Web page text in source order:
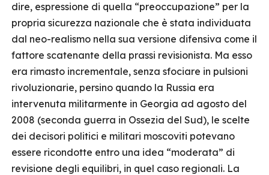
dire, espressione di quella “preoccupazione” per la
propria sicurezza nazionale che è stata individuata
dal neo-realismo nella sua versione difensiva come il
fattore scatenante della prassi revisionista. Ma esso
era rimasto incrementale, senza sfociare in pulsioni
rivoluzionarie, persino quando la Russia era
intervenuta militarmente in Georgia ad agosto del
2008 (seconda guerra in Ossezia del Sud), le scelte
dei decisori politici e militari moscoviti potevano
essere ricondotte entro una idea “moderata” di
revisione degli equilibri, in quel caso regionali. La